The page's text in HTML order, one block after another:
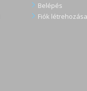
Belépés
Fiók létrehozása